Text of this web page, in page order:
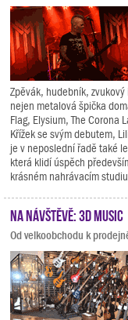
Zpěvák, hudebník,
nejen metalová špička
Flag, Elysium, The Corona
Křížek se svým debutem,
je v neposlední řadě také
která klidí úspěch
krásném nahrávacím
Na návštěvě: 3D Music
Od velkoobchodu k